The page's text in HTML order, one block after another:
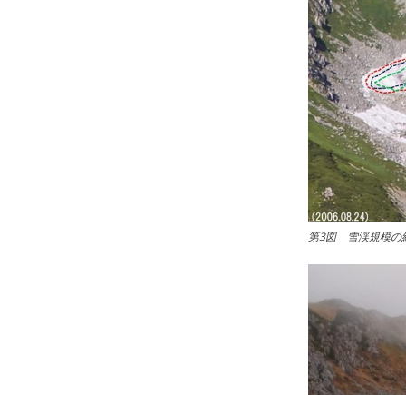
第3図 雪渓規模の